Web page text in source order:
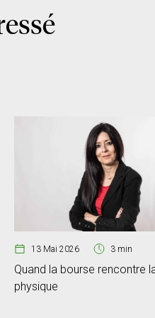
13 Mai 2026 3 min
Quand la bourse rencontre
physique